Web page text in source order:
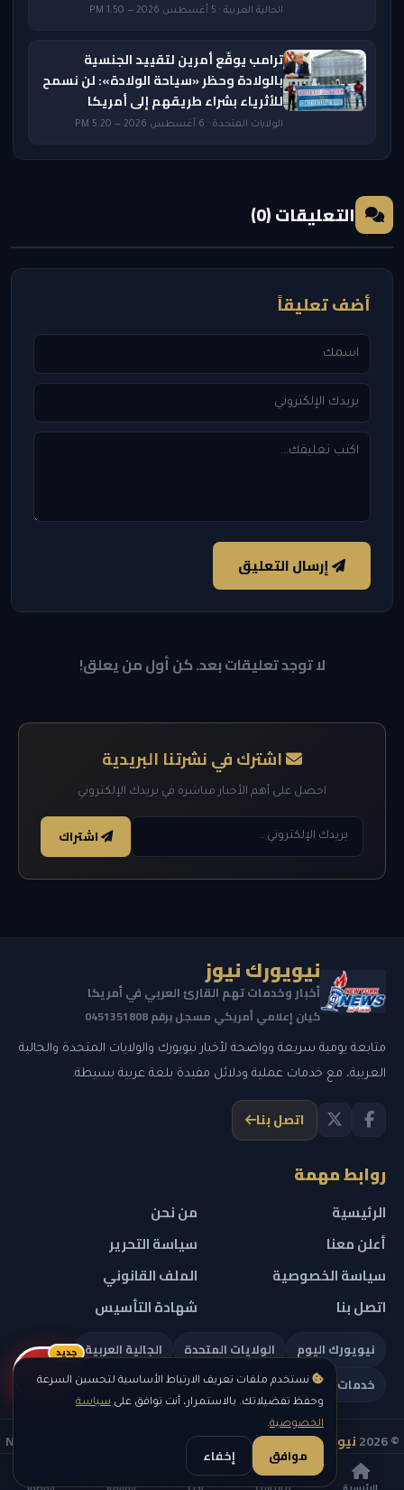
نستخدم ملفات تعريف الارتباط الأساسية لتحسين السرعة
وحفظ تفضيلاتك. بالاستمرار، أنت توافق على سياسة
الخصوصية.
موافق إخفاء
الجالية العربية · 5 أغسطس 2026 — 1:50 PM
ترامب يوقّع أمرين لتقييد الجنسية
بالولادة وحظر «سياحة الولادة»: لن نسمح
للأثرياء بشراء طريقهم إلى أمريكا
الولايات المتحدة · 6 أغسطس 2026 — 5:20 PM
التعليقات (0)
أضف تعليقاً
إرسال التعليق
لا توجد تعليقات بعد. كن أول من يعلق!
اشترك في نشرتنا البريدية
احصل على أهم الأخبار مباشرة في بريدك الإلكتروني
اشتراك
نيويورك نيوز
أخبار وخدمات تهم القارئ العربي في أمريكا
كيان إعلامي أمريكي مسجل برقم 0451351808
متابعة يومية سريعة وواضحة لأخبار نيويورك والولايات المتحدة والجالية
العربية، مع خدمات عملية ودلائل مفيدة بلغة عربية بسيطة.
اتصل بنا
روابط مهمة
الرئيسية
من نحن
أعلن معنا
سياسة التحرير
سياسة الخصوصية
الملف القانوني
اتصل بنا
شهادة التأسيس
نيويورك اليوم الولايات المتحدة
الجالية العربية
خدمات تهمك
© 2026 نيويورك نيوز
— جميع الحقوق محفوظة — NEW YORK NEWS
IN ARABIC LLC — رقم التسجيل 0451351808
ريلز
جديد